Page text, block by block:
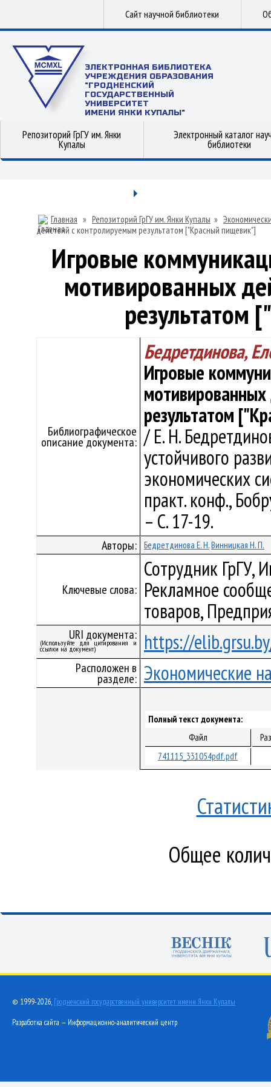
Сайт научной библиотеки
ЭЛЕКТРОННАЯ БИБЛИОТЕКА
УЧРЕЖДЕНИЯ ОБРАЗОВАНИЯ
"ГРОДНЕНСКИЙ
ГОСУДАРСТВЕННЫЙ
УНИВЕРСИТЕТ
ИМЕНИ ЯНКИ КУПАЛЫ"
Репозиторий ГрГУ им. Янки
Купалы
Электронный каталог
библиотеки
Главная » Репозиторий ГрГУ им. Янки Купалы »
действий с контролируемым результатом ["Красный пищевик"]
Игровые
мотивированных
результатом
Библиографическое
описание документа:
Бедретдинова,
Игровые
результатом
/ Е. Н.
устойчивого
экономических
практ. конф.,
– С. 17-19.
Авторы: Бедретдинова Е. Н.Винницкая Н. П.
Ключевые слова:
Сотрудник ГрГУ,
Рекламное
товаров,
URI документа:
(Используйте для цитирования и
ссылки на документ) https://
Расположен в
разделе: Экономические
Полный текст документа:
Файл
741115_331054pdf.pdf
Общее
© 1999-2026, Гродненский государственный университет имени Янки Купалы
Разработка сайта — Информационно-аналитический центр